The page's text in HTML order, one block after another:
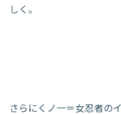
しく。
さらにくノ一＝女忍者の